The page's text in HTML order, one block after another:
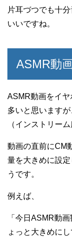
片耳づつでも十
いいですね。
ASMR動
ASMR動画をイ
多いと思います
（インストリー
動画の直前にCM
量を大きめに設
うです。
例えば、
「今日ASMR動
ょっと大きめに